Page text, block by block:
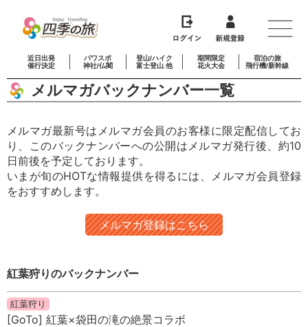
近日出発
催行決定
パワスポ
神社/仏閣
登山/ハイク
富士登山.他
期間限定
花火大会
宿泊の旅
飛行機/新幹線
メルマガバックナンバー一覧
メルマガ最新号はメルマガ会員のお客様に限定配信してお
り、このバックナンバーへの公開はメルマガ発行後、約10
日前後を予定しております。
いまが旬のHOTな情報提供を得るには、メルマガ会員登録
をおすすめします。
メルマガ登録はこちら
紅葉狩りのバックナンバー
紅葉狩り
[GoTo] 紅葉×袋田の滝の絶景コラボ